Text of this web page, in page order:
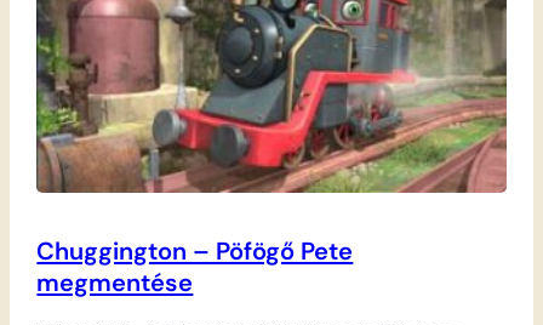
Chuggington – Pöfögő Pete
megmentése